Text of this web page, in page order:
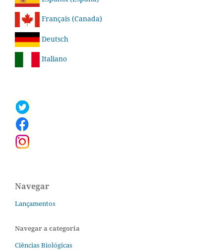
Français (Canada)
Deutsch
Italiano
Navegar
Lançamentos
Navegar a categoria
Ciências Biológicas